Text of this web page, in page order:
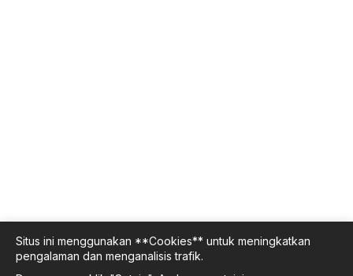
Situs ini menggunakan **Cookies** untuk meningkatkan
pengalaman dan menganalisis trafik.